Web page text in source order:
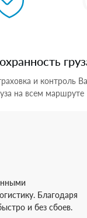
и контроль
на всем маршруте
Благодаря
и без сбоев.